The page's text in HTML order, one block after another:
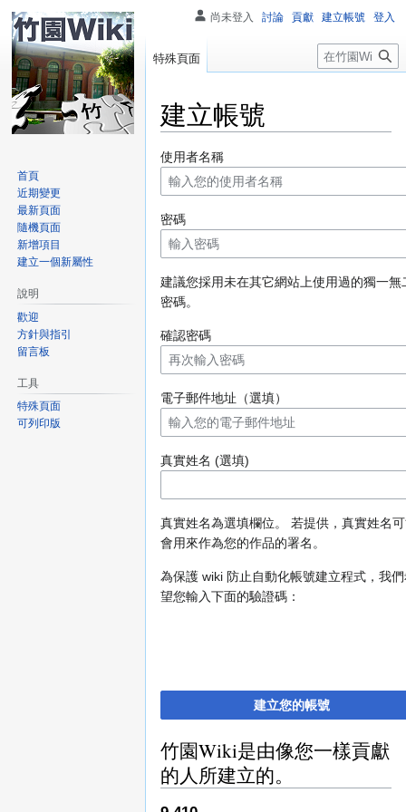
建立帳號
跳
至
導
覽
跳
至
搜
尋
使用者名稱
密碼
建議您採用未在其它網站上使用過的獨一無
密碼。
確認密碼
電子郵件地址（選填）
真實姓名 (選填)
真實姓名為選填欄位。 若提供，真實姓名
會用來作為您的作品的署名。
為保護 wiki 防止自動化帳號建立程式，我
望您輸入下面的驗證碼：
建立您的帳號
竹園Wiki是由像您一樣貢獻
的人所建立的。
尚未登入 討論 貢獻 建立帳號 登入
特殊頁面
搜
首頁
近期變更
最新頁面
隨機頁面
新增項目
建立一個新屬性
說明
歡迎
方針與指引
留言板
工具
特殊頁面
可列印版